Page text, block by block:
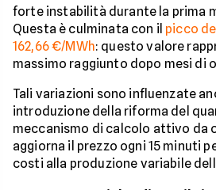
forte instabilità durante la prima
Questa è culminata con il picco
162,66 €/MWh: questo valore
massimo raggiunto dopo mesi di
Tali variazioni sono influenzate
introduzione della riforma del
meccanismo di calcolo attivo da
aggiorna il prezzo ogni 15 minuti
costi alla produzione variabile